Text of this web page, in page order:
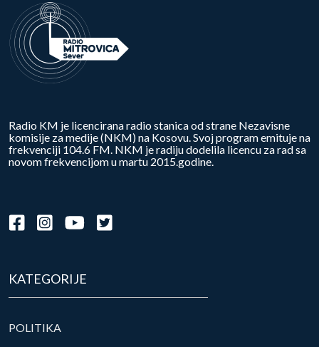
Radio KM je licencirana radio stanica od strane Nezavisne
komisije za medije (NKM) na Kosovu. Svoj program emituje na
frekvenciji 104.6 FM. NKM je radiju dodelila licencu za rad sa
novom frekvencijom u martu 2015.godine.
KATEGORIJE
POLITIKA